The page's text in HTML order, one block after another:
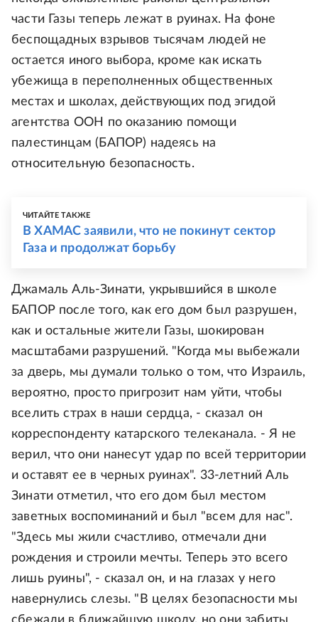
части Газы теперь лежат в руинах. На фоне
беспощадных взрывов тысячам людей не
остается иного выбора, кроме как искать
убежища в переполненных общественных
местах и школах, действующих под эгидой
агентства ООН по оказанию помощи
палестинцам (БАПОР) надеясь на
относительную безопасность.
ЧИТАЙТЕ ТАКЖЕ
В ХАМАС заявили, что не покинут сектор
Газа и продолжат борьбу
Джамаль Аль-Зинати, укрывшийся в школе
БАПОР после того, как его дом был разрушен,
как и остальные жители Газы, шокирован
масштабами разрушений. "Когда мы выбежали
за дверь, мы думали только о том, что Израиль,
вероятно, просто пригрозит нам уйти, чтобы
вселить страх в наши сердца, - сказал он
корреспонденту катарского телеканала. - Я не
верил, что они нанесут удар по всей территории
и оставят ее в черных руинах". 33-летний Аль
Зинати отметил, что его дом был местом
заветных воспоминаний и был "всем для нас".
"Здесь мы жили счастливо, отмечали дни
рождения и строили мечты. Теперь это всего
лишь руины", - сказал он, и на глазах у него
навернулись слезы. "В целях безопасности мы